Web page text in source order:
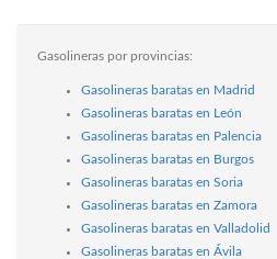
Gasolineras por provincias:
Gasolineras baratas en Madrid
Gasolineras baratas en León
Gasolineras baratas en Palencia
Gasolineras baratas en Burgos
Gasolineras baratas en Soria
Gasolineras baratas en Zamora
Gasolineras baratas en Valladolid
Gasolineras baratas en Ávila